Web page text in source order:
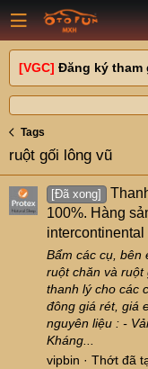
[VGC] Đăng ký tham
Tags
ruột gối lông vũ
[Đã xong]
100%. Hàng
intercontinental
Bẩm các cụ, bên
ruột chăn và ruột
thanh lý cho các
đông giá rét, giá
nguyên liệu : -
Kháng...
vipbin
Thớt đã